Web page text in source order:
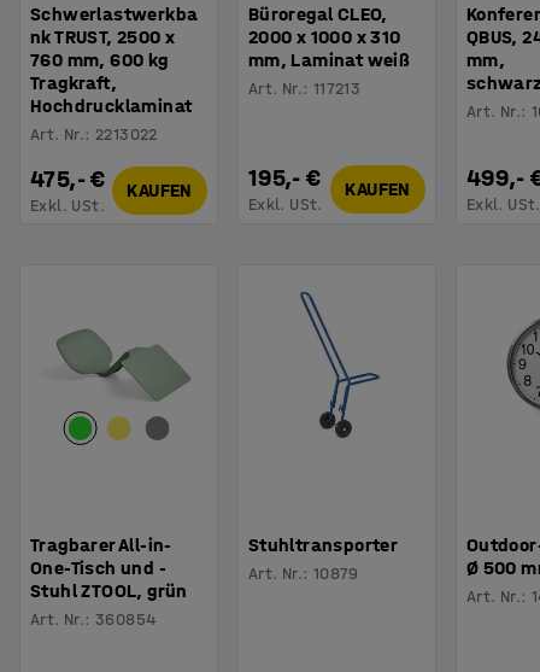
Schwerlastwerkba
nk TRUST, 2500 x
760 mm, 600 kg
Tragkraft,
Hochdrucklaminat
Art. Nr.: 2213022
475,- €
Exkl. USt.
KAUFEN
Büroregal CLEO,
2000 x 1000 x 310
mm, Laminat weiß
Art. Nr.: 117213
195,- €
Exkl. USt.
KAUFEN
QBUS,
mm,
Art. Nr.:
499,-
Exkl. USt.
Tragbarer All-in-
One-Tisch und -
Stuhl ZTOOL, grün
Art. Nr.:360854
Stuhltransporter
Art. Nr.: 10879
Ø 500
Art. Nr.: